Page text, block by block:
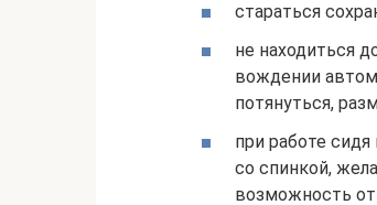
стараться
не находиться
вождении
потянуться,
при работе
со спинкой,
возможность